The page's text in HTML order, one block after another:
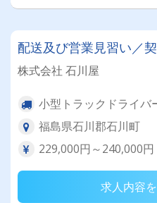
配送及び営業見習い／
株式会社 石川屋
小型トラックドライバ
福島県石川郡石川町
229,000円～240,000円
求人内容